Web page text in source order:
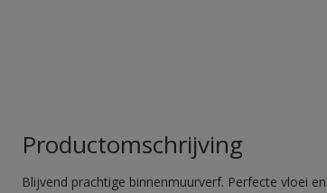
Productomschrijving
Blijvend prachtige binnenmuurverf. Perfecte vloei